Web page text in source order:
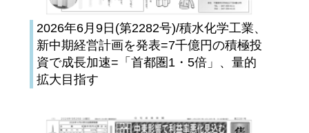
2026年6月9日(第2282号)/積水化学工業、
新中期経営計画を発表=7千億円の積極投
資で成長加速=「首都圏1・5倍」、量的
拡大目指す